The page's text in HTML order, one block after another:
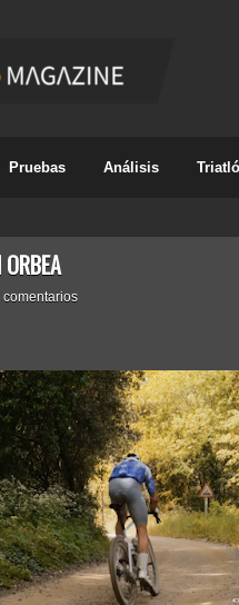
Pruebas Análisis
comentarios